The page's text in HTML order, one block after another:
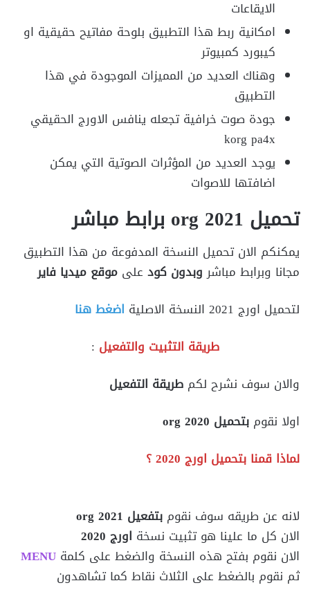
الايقاعات
امكانية ربط هذا التطبيق بلوحة مفاتيح حقيقية او
كيبورد كمبيوتر
وهناك العديد من المميزات الموجودة في هذا
التطبيق
جودة صوت خرافية تجعله ينافس الاورج الحقيقي
korg pa4x
يوجد العديد من المؤثرات الصوتية التي يمكن
اضافتها للاصوات
تحميل org 2021 برابط مباشر
يمكنكم الان تحميل النسخة المدفوعة من هذا التطبيق
مجانا وبرابط مباشر وبدون كود على موقع ميديا فاير
لتحميل اورج 2021 النسخة الاصلية
اضغط هنا
طريقة التثبيت والتفعيل :
والان سوف نشرح لكم طريقة التفعيل
اولا نقوم بتحميل org 2020
لماذا قمنا بتحميل اورج 2020 ؟
لانه عن طريقه سوف نقوم بتفعيل org 2021
الان كل ما علينا هو تثبيت نسخة اورج 2020
الان نقوم بفتح هذه النسخة والضغط على كلمة MENU
ثم نقوم بالضغط على الثلاث نقاط كما تشاهدون